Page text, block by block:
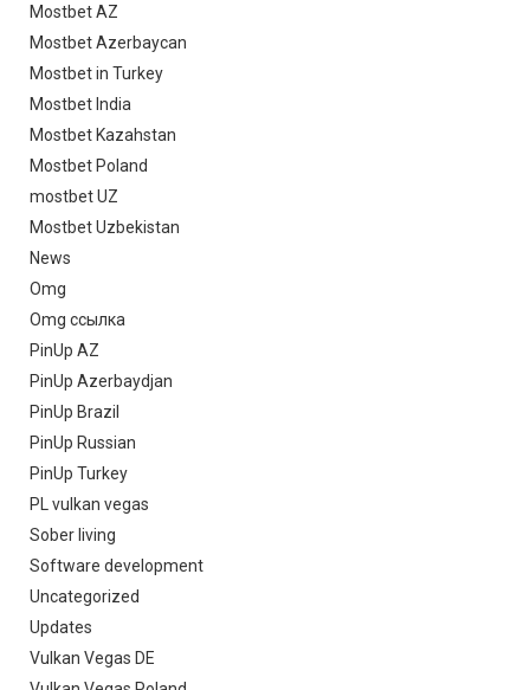
Mostbet AZ
Mostbet Azerbaycan
Mostbet in Turkey
Mostbet India
Mostbet Kazahstan
Mostbet Poland
mostbet UZ
Mostbet Uzbekistan
News
Omg
Omg ссылка
PinUp AZ
PinUp Azerbaydjan
PinUp Brazil
PinUp Russian
PinUp Turkey
PL vulkan vegas
Sober living
Software development
Uncategorized
Updates
Vulkan Vegas DE